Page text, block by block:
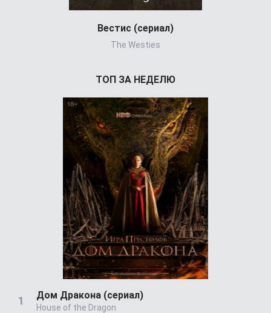
Вестис (сериал)
The Westies
ТОП ЗА НЕДЕЛЮ
Дом Дракона (сериал)
House of the Dragon